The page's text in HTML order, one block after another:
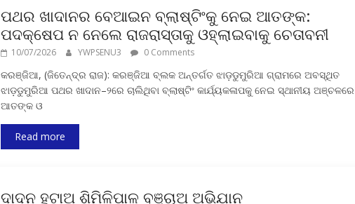
ପଥର ଖାଦାନର ବେଆଇନ ବ୍ଲାଷ୍ଟିଂକୁ ନେଇ ଆତଙ୍କ:
ପଦକ୍ଷେପ ନ ନେଲେ ରାଜରାସ୍ତାକୁ ଓହ୍ଲାଇବାକୁ ଚେତାବନୀ
10/07/2026 YWPSENU3 0 Comments
କରଞ୍ଜିଆ, (ଜିତେନ୍ଦ୍ର ରାଜ): କରଞ୍ଜିଆ ବ୍ଲକ ଅନ୍ତର୍ଗତ ଝାଡ଼ଡୁମୁରିଆ ଗ୍ରାମରେ ଅବସ୍ଥିତ
ଝାଡ଼ଡୁମୁରିଆ ପଥର ଖାଦାନ–୨ରେ ଚାଲିଥିବା ବ୍ଲାଷ୍ଟିଂ କାର୍ଯ୍ୟକଳାପକୁ ନେଇ ସ୍ଥାନୀୟ ଅଞ୍ଚଳରେ
ଆତଙ୍କ ଓ
Read more
ଦାଦନ ହଟାଅ ଶିମିଳିପାଳ ବଞ୍ଚାଅ ଅଭିଯାନ